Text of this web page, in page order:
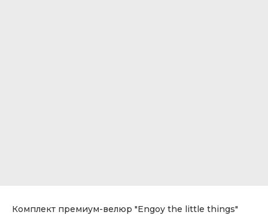
Комплект премиум-велюр "Engoy the little things"